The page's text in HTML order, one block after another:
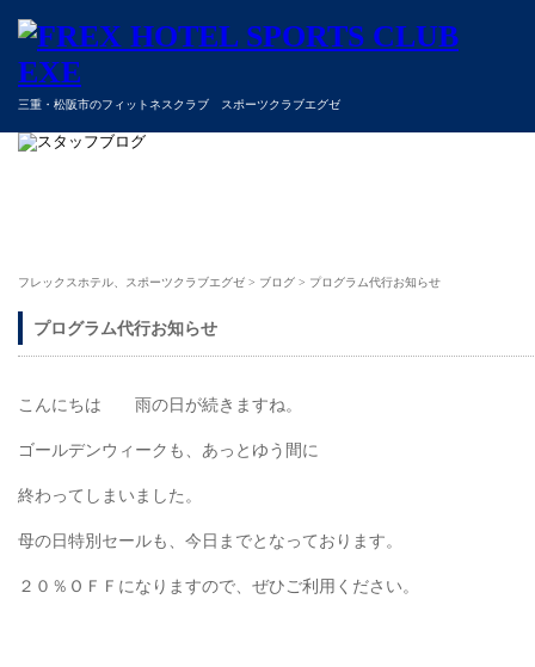
三重・松阪市のフィットネスクラブ スポーツクラブエグゼ
フレックスホテル、スポーツクラブエグゼ > ブログ > プログラム代行お知らせ
プログラム代行お知らせ
こんにちは 雨の日が続きますね。
ゴールデンウィークも、あっとゆう間に
終わってしまいました。
母の日特別セールも、今日までとなっております。
２０％ＯＦＦになりますので、ぜひご利用ください。